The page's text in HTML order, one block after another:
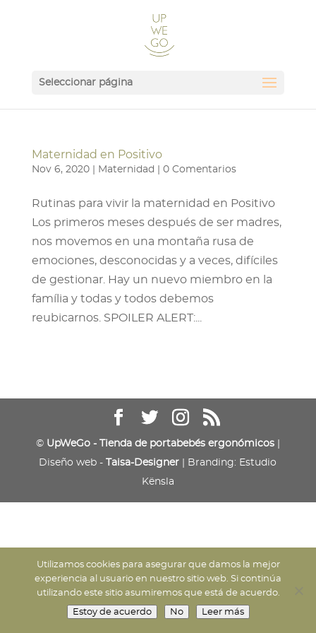
Seleccionar página
Maternidad en Positivo
Nov 6, 2020| Maternidad 0 Comentarios
Rutinas para vivir la maternidad en Positivo
Los primeros meses después de ser madres,
nos movemos en una montaña rusa de
emociones, desconocidas y a veces, difíciles
de gestionar. Hay un nuevo miembro en la
família y todas y todos debemos
reubicarnos. SPOILER ALERT:...
© UpWeGo - Tienda de portabebés ergonómicos|
Diseño web -
Taisa-Designer | Branding: Estudio
Kënsla
Utilizamos cookies para asegurar que damos la mejor
experiencia al usuario en nuestro sitio web. Si continúa
utilizando este sitio asumiremos que está de acuerdo.
Estoy de acuerdo No Leer más